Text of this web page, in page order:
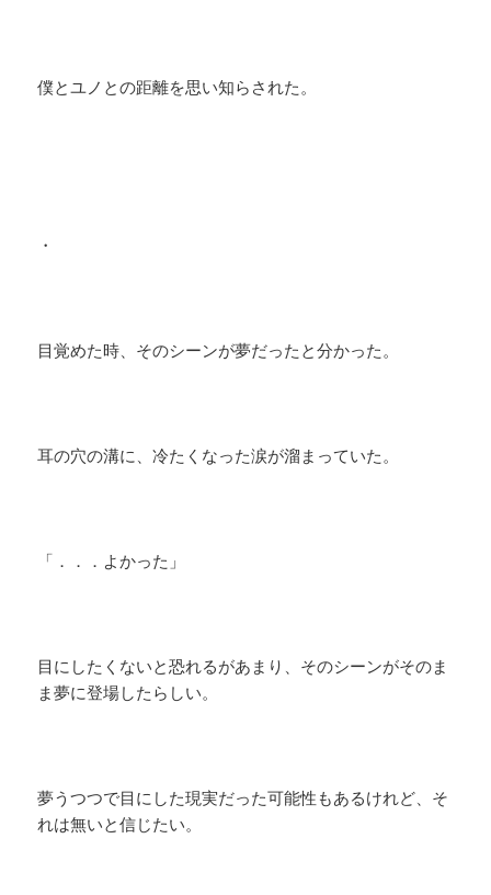
僕とユノとの距離を思い知らされた。
・
目覚めた時、そのシーンが夢だったと分かった。
耳の穴の溝に、冷たくなった涙が溜まっていた。
「．．．よかった」
目にしたくないと恐れるがあまり、そのシーンがそのま
ま夢に登場したらしい。
夢うつつで目にした現実だった可能性もあるけれど、そ
れは無いと信じたい。